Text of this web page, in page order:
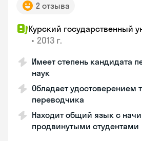
2 отзыва
Курский государственный
• 2013 г.
Имеет степень кандидата
наук
Обладает удостоверением
переводчика
Находит общий язык с
продвинутыми студентами